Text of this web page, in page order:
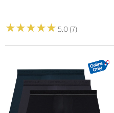
★★★★★
★★★★★ 5.0 (7)